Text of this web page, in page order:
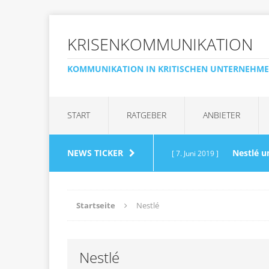
KRISENKOMMUNIKATION
KOMMUNIKATION IN KRITISCHEN
START RATGEBER ANBIETER
NEWS TICKER [ 7. Juni 2019 ] Nestlé
Wasserglas AKTUELLE
Startseite Nestlé
Nestlé